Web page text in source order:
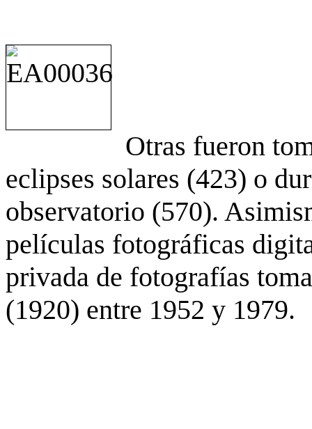
Otras fueron
eclipses solares (423) o
observatorio (570).
películas fotográficas
privada de fotografías
(1920) entre 1952 y 1979.